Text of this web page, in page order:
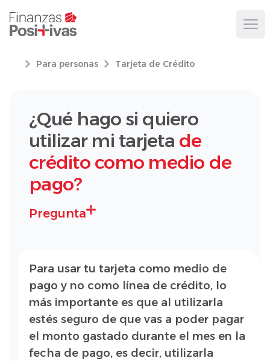
Para personas Tarjeta de Crédito
¿Qué hago si quiero
utilizar mi tarjeta de
crédito como medio de
pago?
Pregunta
Para usar tu tarjeta como medio de
pago y no como línea de crédito, lo
más importante es que al utilizarla
estés seguro de que vas a poder pagar
el monto gastado durante el mes en la
fecha de pago, es decir, utilizarla